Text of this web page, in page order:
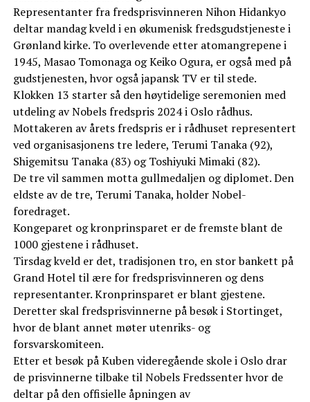
Representanter fra fredsprisvinneren Nihon Hidankyo
deltar mandag kveld i en økumenisk fredsgudstjeneste i
Grønland kirke. To overlevende etter atomangrepene i
1945, Masao Tomonaga og Keiko Ogura, er også med på
gudstjenesten, hvor også japansk TV er til stede.
Klokken 13 starter så den høytidelige seremonien med
utdeling av Nobels fredspris 2024 i Oslo rådhus.
Mottakeren av årets fredspris er i rådhuset representert
ved organisasjonens tre ledere, Terumi Tanaka (92),
Shigemitsu Tanaka (83) og Toshiyuki Mimaki (82).
De tre vil sammen motta gullmedaljen og diplomet. Den
eldste av de tre, Terumi Tanaka, holder Nobel-
foredraget.
Kongeparet og kronprinsparet er de fremste blant de
1000 gjestene i rådhuset.
Tirsdag kveld er det, tradisjonen tro, en stor bankett på
Grand Hotel til ære for fredsprisvinneren og dens
representanter. Kronprinsparet er blant gjestene.
Deretter skal fredsprisvinnerne på besøk i Stortinget,
hvor de blant annet møter utenriks- og
forsvarskomiteen.
Etter et besøk på Kuben videregående skole i Oslo drar
de prisvinnerne tilbake til Nobels Fredssenter hvor de
deltar på den offisielle åpningen av